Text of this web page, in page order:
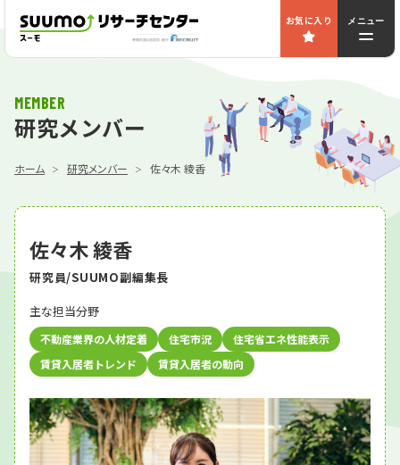
お気に入り メニュー
MEMBER
研究メンバー
ホーム 研究メンバー 佐々木 綾香
佐々木 綾香
研究員/SUUMO副編集長
主な担当分野
不動産業界の人材定着 住宅市況
住宅省エネ性能表示
賃貸入居者トレンド
賃貸入居者の動向